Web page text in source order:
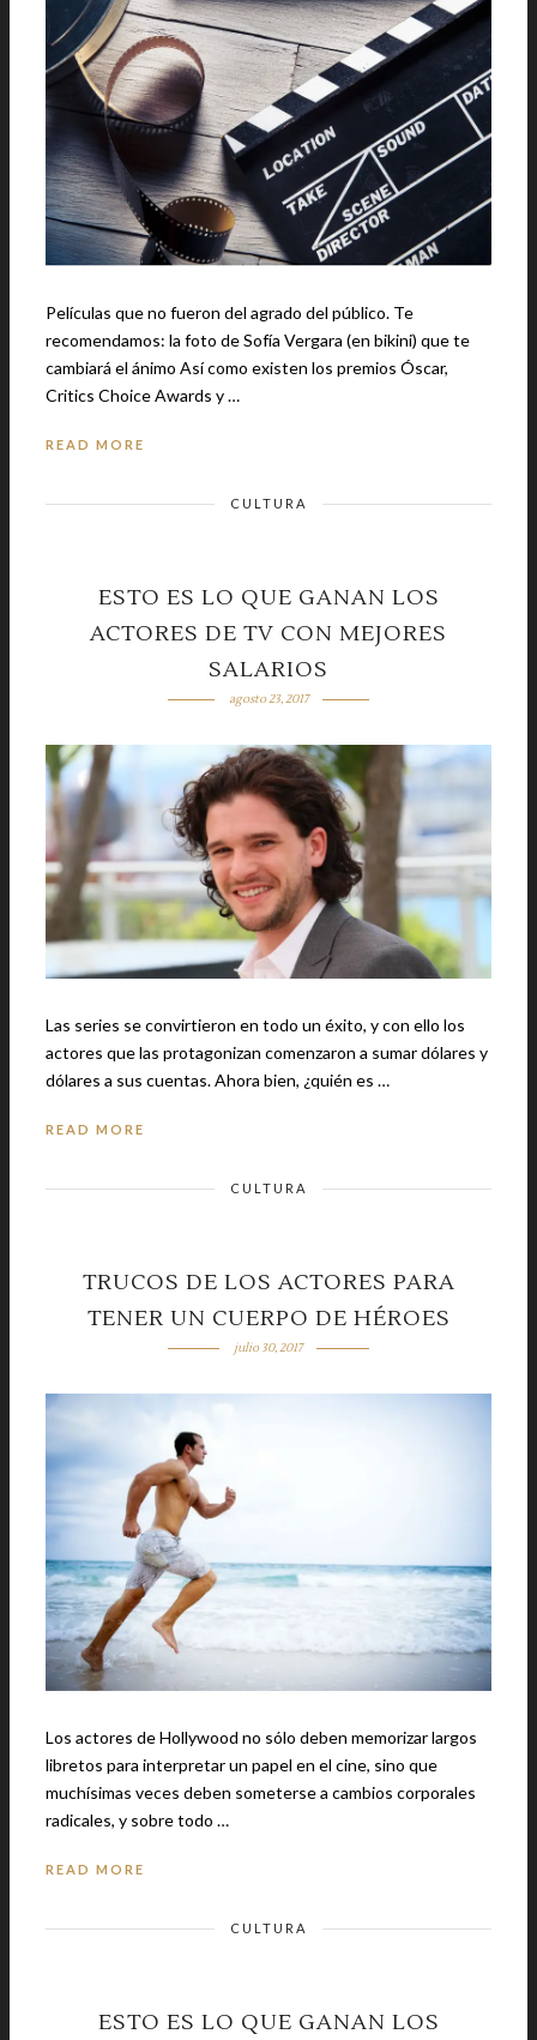
Películas que no fueron del agrado del público. Te
recomendamos: la foto de Sofía Vergara (en bikini) que te
cambiará el ánimo Así como existen los premios Óscar,
Critics Choice Awards y …
READ MORE
CULTURA
ESTO ES LO QUE GANAN LOS
ACTORES DE TV CON MEJORES
SALARIOS
agosto 23, 2017
Las series se convirtieron en todo un éxito, y con ello los
actores que las protagonizan comenzaron a sumar dólares y
dólares a sus cuentas. Ahora bien, ¿quién es …
READ MORE
CULTURA
TRUCOS DE LOS ACTORES PARA
TENER UN CUERPO DE HÉROES
julio 30, 2017
Los actores de Hollywood no sólo deben memorizar largos
libretos para interpretar un papel en el cine, sino que
muchísimas veces deben someterse a cambios corporales
radicales, y sobre todo …
READ MORE
CULTURA
ESTO ES LO QUE GANAN LOS